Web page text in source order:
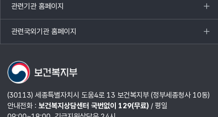
관련기관 홈페이지
목록
열기
관련국외기관 홈페이지
목록
열기
(30113) 세종특별자치시 도움4로 13 보건복지부 (정부세종청사 10동)
안내전화 : 보건복지상담센터 국번없이 129(무료)/ 평일